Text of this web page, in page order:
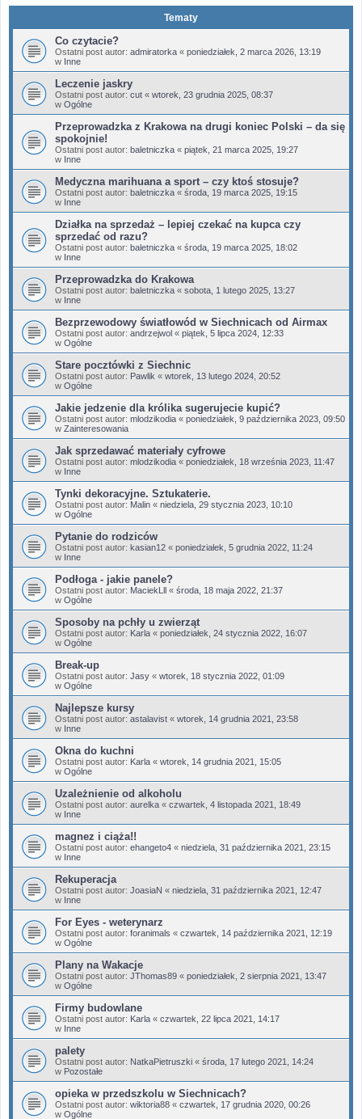
Tematy
Co czytacie?
Ostatni post autor: admiratorka « poniedziałek, 2 marca 2026, 13:19
w Inne
Leczenie jaskry
Ostatni post autor: cut « wtorek, 23 grudnia 2025, 08:37
w Ogólne
Przeprowadzka z Krakowa na drugi koniec Polski – da się
spokojnie!
Ostatni post autor: baletniczka « piątek, 21 marca 2025, 19:27
w Inne
Medyczna marihuana a sport – czy ktoś stosuje?
Ostatni post autor: baletniczka « środa, 19 marca 2025, 19:15
w Inne
Działka na sprzedaż – lepiej czekać na kupca czy
sprzedać od razu?
Ostatni post autor: baletniczka « środa, 19 marca 2025, 18:02
w Inne
Przeprowadzka do Krakowa
Ostatni post autor: baletniczka « sobota, 1 lutego 2025, 13:27
w Inne
Bezprzewodowy światłowód w Siechnicach od Airmax
Ostatni post autor: andrzejwol « piątek, 5 lipca 2024, 12:33
w Ogólne
Stare pocztówki z Siechnic
Ostatni post autor: Pawlik « wtorek, 13 lutego 2024, 20:52
w Ogólne
Jakie jedzenie dla królika sugerujecie kupić?
Ostatni post autor: mlodzikodia « poniedziałek, 9 października 2023, 09:50
w Zainteresowania
Jak sprzedawać materiały cyfrowe
Ostatni post autor: mlodzikodia « poniedziałek, 18 września 2023, 11:47
w Inne
Tynki dekoracyjne. Sztukaterie.
Ostatni post autor: Malin « niedziela, 29 stycznia 2023, 10:10
w Ogólne
Pytanie do rodziców
Ostatni post autor: kasian12 « poniedziałek, 5 grudnia 2022, 11:24
w Inne
Podłoga - jakie panele?
Ostatni post autor: MaciekLll « środa, 18 maja 2022, 21:37
w Ogólne
Sposoby na pchły u zwierząt
Ostatni post autor: Karla « poniedziałek, 24 stycznia 2022, 16:07
w Ogólne
Break-up
Ostatni post autor: Jasy « wtorek, 18 stycznia 2022, 01:09
w Ogólne
Najlepsze kursy
Ostatni post autor: astalavist « wtorek, 14 grudnia 2021, 23:58
w Inne
Okna do kuchni
Ostatni post autor: Karla « wtorek, 14 grudnia 2021, 15:05
w Ogólne
Uzależnienie od alkoholu
Ostatni post autor: aurelka « czwartek, 4 listopada 2021, 18:49
w Inne
magnez i ciąża!!
Ostatni post autor: ehangeto4 « niedziela, 31 października 2021, 23:15
w Inne
Rekuperacja
Ostatni post autor: JoasiaN « niedziela, 31 października 2021, 12:47
w Inne
For Eyes - weterynarz
Ostatni post autor: foranimals « czwartek, 14 października 2021, 12:19
w Ogólne
Plany na Wakacje
Ostatni post autor: JThomas89 « poniedziałek, 2 sierpnia 2021, 13:47
w Ogólne
Firmy budowlane
Ostatni post autor: Karla « czwartek, 22 lipca 2021, 14:17
w Inne
palety
Ostatni post autor: NatkaPietruszki « środa, 17 lutego 2021, 14:24
w Pozostałe
opieka w przedszkolu w Siechnicach?
Ostatni post autor: wiktoria88 « czwartek, 17 grudnia 2020, 00:26
w Ogólne